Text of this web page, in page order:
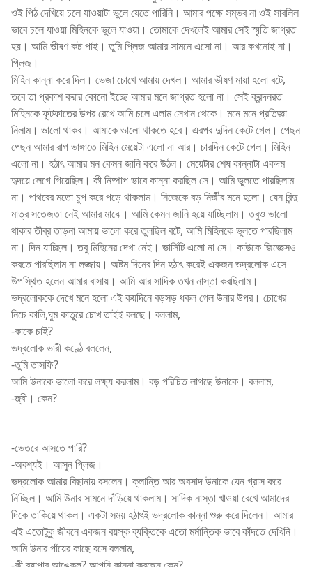
ওই পিঠ দেখিয়ে চলে যাওয়াটা ভুলে যেতে পারিনি। আমার পক্ষে সম্ভব না ওই সাবলিল
ভাবে চলে যাওয়া মিহিনকে ভুলে যাওয়া। তোমাকে দেখলেই আমার সেই স্মৃতি জাগ্রত
হয়। আমি ভীষণ কষ্ট পাই। তুমি প্লিজ আমার সামনে এসো না। আর কখনোই না।
প্লিজ।
মিহিন কান্না করে দিল। ভেজা চোখে আমায় দেখল। আমার ভীষণ মায়া হলো বটে,
তবে তা প্রকাশ করার কোনো ইচ্ছে আমার মনে জাগ্রত হলো না। সেই ক্রন্দনরত
মিহিনকে ফুটফাতের উপর রেখে আমি চলে এলাম সেখান থেকে। মনে মনে প্রতিজ্ঞা
নিলাম। ভালো থাকব। আমাকে ভালো থাকতে হবে। এরপর দুদিন কেটে গেল। পেছন
পেছন আমার রাগ ভাঙ্গাতে মিহিন মেয়েটা এলো না আর। চারদিন কেটে গেল। মিহিন
এলো না। হঠাৎ আমার মন কেমন জানি করে উঠল। মেয়েটার শেষ কান্নাটা একদম
হৃদয়ে লেগে গিয়েছিল। কী নিষ্পাপ ভাবে কান্না করছিল সে। আমি ভুলতে পারছিলাম
না। পাথরের মতো চুপ করে পড়ে থাকলাম। নিজেকে বড় নির্জীব মনে হলো। যেন বিন্দু
মাত্র সতেজতা নেই আমার মাঝে। আমি কেমন জানি হয়ে যাচ্ছিলাম। তবুও ভালো
থাকার তীব্র তাড়না আমায় ভালো করে তুলছিল বটে, আমি মিহিনকে ভুলতে পারছিলাম
না। দিন যাচ্ছিল। তবু মিহিনের দেখা নেই। ভার্সিটি এলো না সে। কাউকে জিজ্ঞেসও
করতে পারছিলাম না লজ্জায়। অষ্টম দিনের দিন হঠাৎ করেই একজন ভদ্রলোক এসে
উপস্থিত হলেন আমার বাসায়। আমি আর সাদিক তখন নাস্তা করছিলাম।
ভদ্রলোককে দেখে মনে হলো এই কয়দিনে বড়সড় ধকল গেল উনার উপর। চোখের
নিচে কালি,ঘুম কাতুরে চোখ তাইই বলছে। বললাম,
-কাকে চাই?
ভদ্রলোক ভারী কণ্ঠে বললেন,
-তুমি তাসফি?
আমি উনাকে ভালো করে লক্ষ্য করলাম। বড় পরিচিত লাগছে উনাকে। বললাম,
-জ্বী। কেন?
-ভেতরে আসতে পারি?
-অবশ্যই। আসুন প্লিজ।
ভদ্রলোক আমার বিছানায় বসলেন। ক্লান্তি আর অবসাদ উনাকে যেন গ্রাস করে
নিচ্ছিল। আমি উনার সামনে দাঁড়িয়ে থাকলাম। সাদিক নাস্তা খাওয়া রেখে আমাদের
দিকে তাকিয়ে থাকল। একটা সময় হঠাৎই ভদ্রলোক কান্না শুরু করে দিলেন। আমার
এই এতোটুকু জীবনে একজন বয়স্ক ব্যক্তিকে এতো মর্মান্তিক ভাবে কাঁদতে দেখিনি।
আমি উনার পাঁয়ের কাছে বসে বললাম,